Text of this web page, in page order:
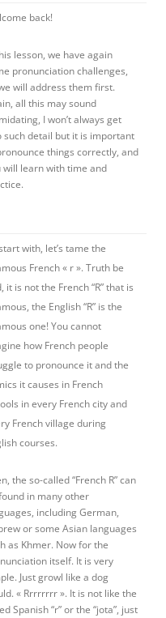
back!
lesson, we have again
pronunciation challenges,
will address them first.
all this may sound
I won’t always get
such detail but it is important
things correctly, and
will learn with time and
with, let’s tame the
French « r ». Truth be
it is not the French “R” that is
the English “R” is the
one! You cannot
how French people
to pronounce it and the
it causes in French
in every French city and
French village during
courses.
the so-called “French R” can
in many other
including German,
or some Asian languages
as Khmer. Now for the
itself. It is very
Just growl like a dog
« Rrrrrrrr ». It is not like the
Spanish “r” or the “jota”, just